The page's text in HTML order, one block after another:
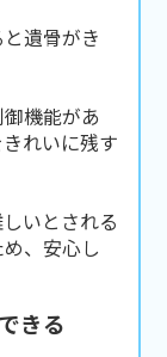
遺骨がき
機能があ
れいに残す
いとされる
、安心し
きる